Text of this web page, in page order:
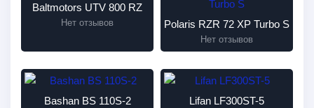
Baltmotors UTV 800 RZ
Нет отзывов Polaris RZR 72 XP Turbo S
Нет отзывов
Bashan BS 110S-2 Lifan LF300ST-5